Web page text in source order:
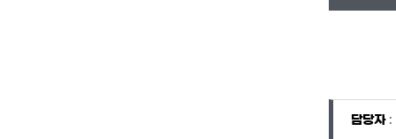
담당자 정보
담당자: